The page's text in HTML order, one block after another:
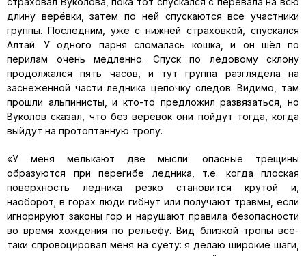
длину верёвки, затем по ней спускаются все участники
группы. Последним, уже с нижней страховкой, спускался
Алтай. У одного парня сломалась кошка, и он шёл по
перилам очень медленно. Спуск по ледовому склону
продолжался пять часов, и тут группа разглядела на
заснеженной части ледника цепочку следов. Видимо, там
прошли альпинисты, и кто-то предложил развязаться, но
Вуколов сказал, что без верёвок они пойдут тогда, когда
выйдут на протоптанную тропу.
«У меня мелькают две мысли: опасные трещины
образуются при перегибе ледника, т.е. когда плоская
поверхность ледника резко становится крутой и,
наоборот; в горах люди гибнут или получают травмы, если
игнорируют законы гор и нарушают правила безопасности
во время хождения по рельефу. Вид близкой тропы всё-
таки спровоцировал меня на суету: я делаю широкие шаги,